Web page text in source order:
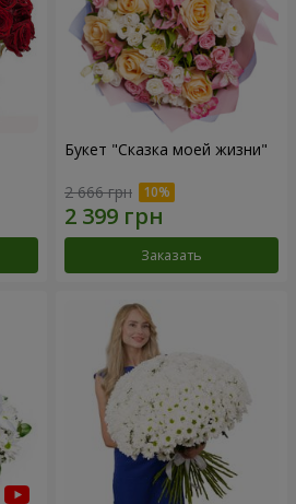
Букет "Сказка моей жизни"
2 666 грн
Заказать